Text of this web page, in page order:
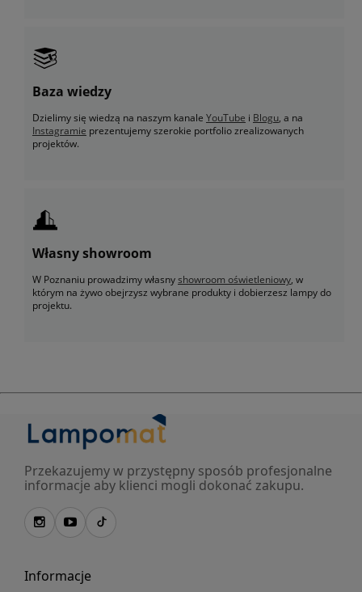
Baza wiedzy
Dzielimy się wiedzą na naszym kanale YouTube i Blogu, a na
Instagramie prezentujemy szerokie portfolio zrealizowanych
projektów.
Własny showroom
W Poznaniu prowadzimy własnyshowroom oświetleniowy, w
którym na żywo obejrzysz wybrane produkty i dobierzesz lampy do
projektu.
Przekazujemy w przystępny sposób profesjonalne
informacje aby klienci mogli dokonać zakupu.
Informacje